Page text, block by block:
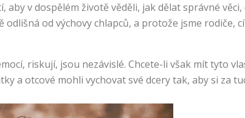
aby v dospělém životě věděli, jak dělat správné
odlišná od výchovy chlapců, a protože jsme rodiče,
riskují, jsou nezávislé. Chcete-li však mít tyto
a otcové mohli vychovat své dcery tak, aby si za